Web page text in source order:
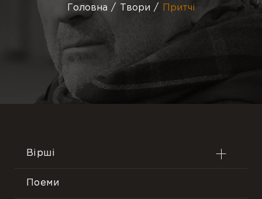
Головна Твори Притчі
Вірші
Лірика
Поеми